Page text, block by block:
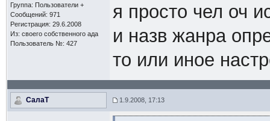
Группа: Пользователи +
Сообщений: 971
Регистрация: 29.6.2008
Из: своего собственного ада
Пользователь №: 427
я просто чел оч
и назв жанра
то или иное
СалаТ 1.9.2008, 17:13